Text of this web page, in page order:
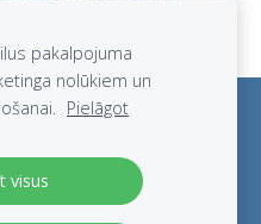
pakalpojuma
nolūkiem un
Pielāgot
visus